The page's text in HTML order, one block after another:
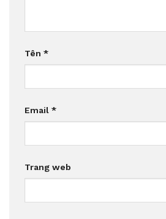
Tên *
Email *
Trang web